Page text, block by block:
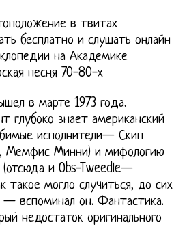
в твитах
бесплатно и слушать онлайн
на Академике
песня 70-80-х
в марте 1973 года.
глубоко знает американский
исполнители— Скип
Мемфис Минни) и мифологию
(отсюда и Obs-Tweedle—
такое могло случиться, до сих
— вспоминал он. Фантастика.
недостаток оригинального